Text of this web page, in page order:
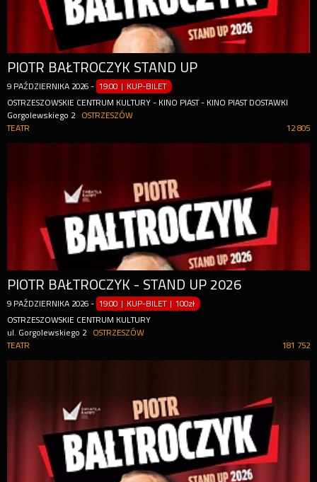
PIOTR BAŁTROCZYK STAND UP
9 PAŹDZIERNIKA 2026 - 19:00 | KUP-BILET
OSTRZESZOWSKIE CENTRUM KULTURY - KINO PIAST - KINO PIAST DOSTAWKI
Gorgolewskiego 2
OSTRZESZÓW
12 805
TEATR
PIOTR BAŁTROCZYK - STAND UP 2026
9 PAŹDZIERNIKA 2026 - 19:00 | KUP-BILET |100zł
OSTRZESZOWSKIE CENTRUM KULTURY
ul. Gorgolewskiego 2
OSTRZESZÓW
181 752
TEATR